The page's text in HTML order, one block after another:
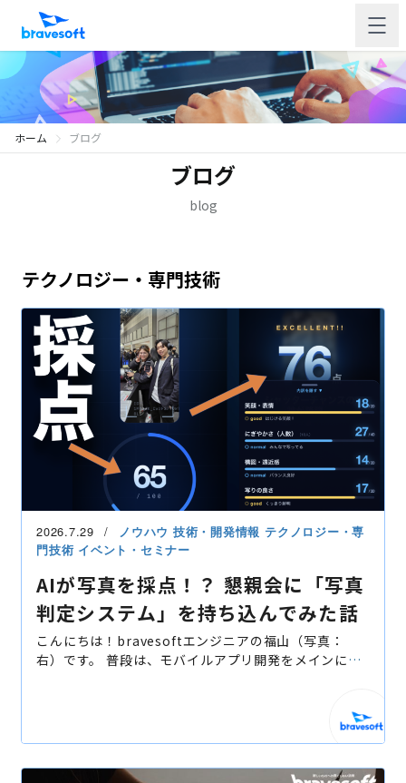
ホーム ブログ
ブログ
blog
テクノロジー・専門技術
2026.7.29 ノウハウ 技術・開発情報 テクノロジー・専
門技術 イベント・セミナー
AIが写真を採点！？ 懇親会に「写真
判定システム」を持ち込んでみた話
こんにちは！bravesoftエンジニアの福山（写真：
右）です。 普段は、モバイルアプリ開発をメインに担